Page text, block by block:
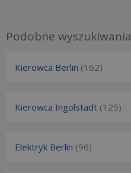
Podobne wyszukiwania
Kierowca Berlin (162)
Kierowca Ingolstadt (125)
Elektryk Berlin (96)